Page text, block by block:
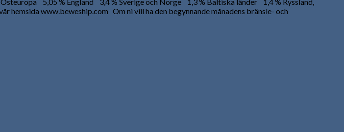
www.beweship.com Om ni vill ha den begynnande månadens bränsle- och